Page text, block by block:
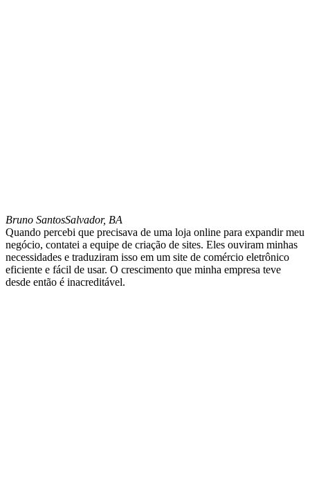
Bruno SantosSalvador, BA
Quando percebi que precisava de uma loja online para expandir meu
negócio, contatei a equipe de criação de sites. Eles ouviram minhas
necessidades e traduziram isso em um site de comércio eletrônico
eficiente e fácil de usar. O crescimento que minha empresa teve
desde então é inacreditável.